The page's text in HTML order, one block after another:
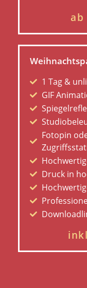
ab
1 Tag &
GIF
Fotopin
Druck in